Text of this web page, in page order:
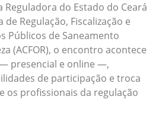
Reguladora do Estado do Ceará
de Regulação, Fiscalização e
Públicos de Saneamento
(ACFOR), o encontro acontece
presencial e online —,
de participação e troca
os profissionais da regulação